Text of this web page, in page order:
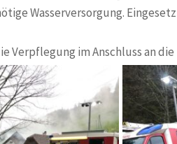
Wasserversorgung.
Verpflegung im Anschluss an